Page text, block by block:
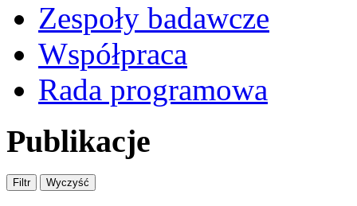
Zespoły badawcze
Współpraca
Rada programowa
Publikacje